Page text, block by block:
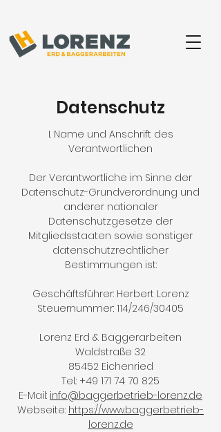
Datenschutz
I. Name und Anschrift des
Verantwortlichen
Der Verantwortliche im Sinne der
Datenschutz-Grundverordnung und
anderer nationaler
Datenschutzgesetze der
Mitgliedsstaaten sowie sonstiger
datenschutzrechtlicher
Bestimmungen ist:
Geschäftsführer: Herbert Lorenz
Steuernummer: 114/246/30405
Lorenz Erd & Baggerarbeiten
Waldstraße 32
85452 Eichenried
Tel.: +49 171 74 70 825
E-Mail: info@baggerbetrieb-lorenz.de
Webseite: https://www.baggerbetrieb-
lorenz.de